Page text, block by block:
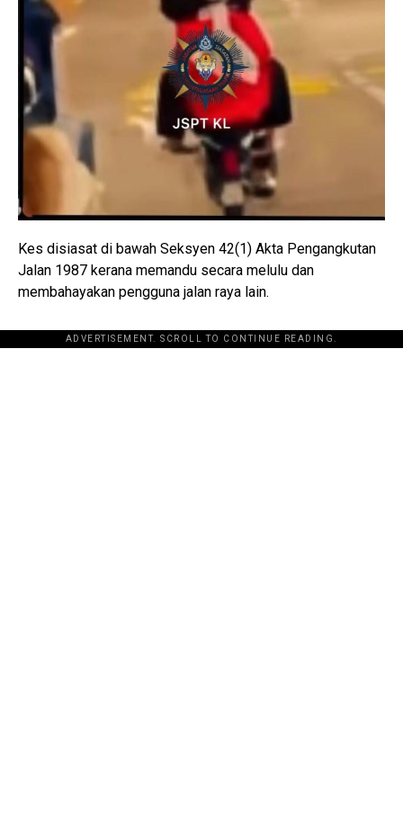
Kes disiasat di bawah Seksyen 42(1) Akta Pengangkutan
Jalan 1987 kerana memandu secara melulu dan
membahayakan pengguna jalan raya lain.
ADVERTISEMENT. SCROLL TO CONTINUE READING.